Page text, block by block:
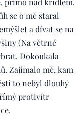
přímo nad křídlem.
se o mě staral
a dívat se na
(Na větrné
Dokoukala
Zajímalo mě, kam
to nebyl dlouhý
protivítr